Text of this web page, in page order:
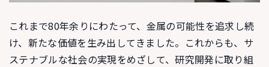
これまで80年余りにわたって、金属の可能性を追求し続
け、新たな価値を生み出してきました。これからも、サ
ステナブルな社会の実現をめざして、研究開発に取り組